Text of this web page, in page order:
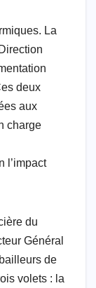
La
deux
aux
charge
l’impact
du
Général
de
volets : la